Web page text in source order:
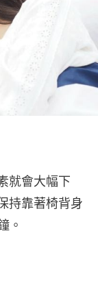
就會大幅下
持靠著椅背身
。